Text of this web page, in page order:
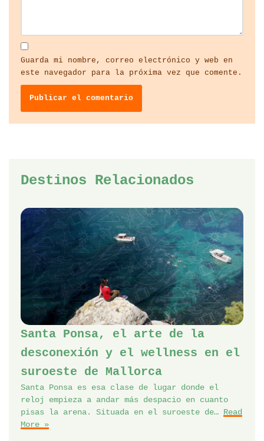
Guarda mi nombre, correo electrónico y web en
este navegador para la próxima vez que comente.
Destinos Relacionados
Santa Ponsa, el arte de la
desconexión y el wellness en el
suroeste de Mallorca
Santa Ponsa es esa clase de lugar donde el
reloj empieza a andar más despacio en cuanto
pisas la arena. Situada en el suroeste de… Read
More »